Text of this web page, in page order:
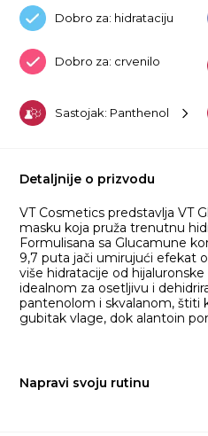
Dobro za: hidrataciju
Dobro za: crvenilo
Sastojak: Panthenol
Detaljnije o prizvodu
VT Cosmetics predstavlja VT
masku koja pruža trenutnu
Formulisana sa Glucamune
9,7 puta jači umirujući efekat
više hidratacije od
idealnom za osetljivu i
pantenolom i skvalanom, štiti
gubitak vlage, dok alantoin
Napravi svoju rutinu